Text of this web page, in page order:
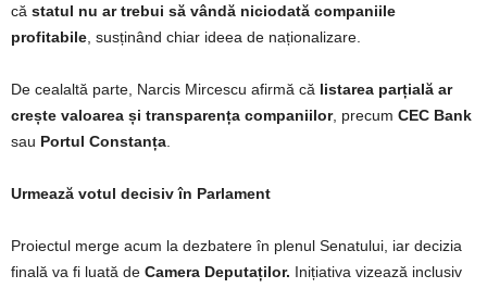
că statul nu ar trebui să vândă niciodată companiile
profitabile , susținând chiar ideea de naționalizare.
De cealaltă parte, Narcis Mircescu afirmă că listarea parțială ar
crește valoarea și transparența companiilor, precum CEC Bank
sau Portul Constanța
Urmează votul decisiv în Parlament
Proiectul merge acum la dezbatere în plenul Senatului, iar decizia
finală va fi luată de Camera Deputaților. Inițiativa vizează inclusiv